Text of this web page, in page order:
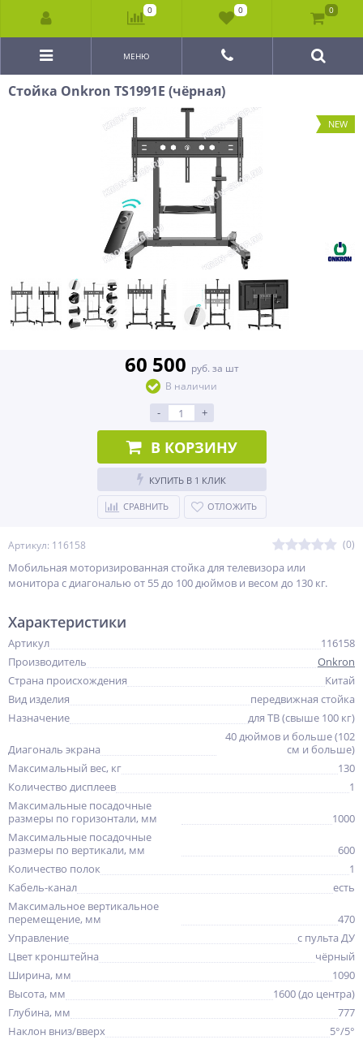
МЕНЮ
Стойка Onkron TS1991E (чёрная)
NEW
Артикул: 116158 (0)
Мобильная моторизированная стойка для телевизора или
монитора с диагональю от 55 до 100 дюймов и весом до 130 кг.
60 500 руб. за шт
В наличии
- +
В КОРЗИНУ
КУПИТЬ В 1 КЛИК
СРАВНИТЬ ОТЛОЖИТЬ
Характеристики
Артикул
116158
Производитель
Onkron
Страна происхождения
Китай
Вид изделия
передвижная стойка
Назначение
для ТВ (свыше 100 кг)
Диагональ экрана
40 дюймов и больше (102
см и больше)
Максимальный вес, кг
130
Количество дисплеев
1
Максимальные посадочные
размеры по горизонтали, мм
1000
Максимальные посадочные
размеры по вертикали, мм
600
Количество полок
1
Кабель-канал
есть
Максимальное вертикальное
перемещение, мм
470
Управление
с пульта ДУ
Цвет кронштейна
чёрный
Ширина, мм
1090
Высота, мм
1600 (до центра)
Глубина, мм
777
Наклон вниз/вверх
5°/5°
0 0 0